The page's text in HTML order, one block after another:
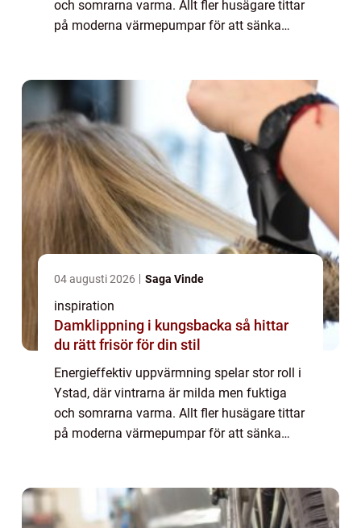
och somrarna varma. Allt fler husägare tittar
på moderna värmepumpar för att sänka
04 augusti 2026 Saga Vinde
inspiration
Damklippning i kungsbacka så hittar
du rätt frisör för din stil
Energieffektiv uppvärmning spelar stor roll i
Ystad, där vintrarna är milda men fuktiga
och somrarna varma. Allt fler husägare tittar
på moderna värmepumpar för att sänka